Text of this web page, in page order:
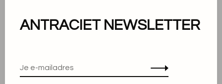
Over ons
Cookieverklaring
ANTRACIET NEWSLETTER